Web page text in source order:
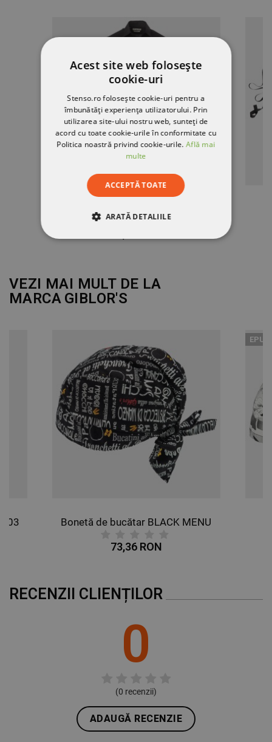
VEZI MAI MULT DE LA
MARCA GIBLOR'S
Bonetă de bucătar BLACK MENU
73,36 RON
RECENZII CLIENȚILOR
0
(0 recenzii)
ADAUGĂ RECENZIE
Acest site web folosește
cookie-uri
Stenso.ro folosește cookie-uri pentru a
îmbunătăți experiența utilizatorului. Prin
utilizarea site-ului nostru web, sunteți de
acord cu toate cookie-urile în conformitate cu
Politica noastră privind cookie-urile.Află mai
multe
ACCEPTĂ TOATE
ARATĂ DETALIILE
DE TARGETARE
NECLASIFICATE